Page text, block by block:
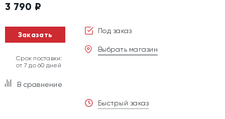
3 790 ₽
Заказать
Срок поставки:
от 7 до 60 дней
В сравнение
Под заказ
Выбрать магазин
Быстрый заказ